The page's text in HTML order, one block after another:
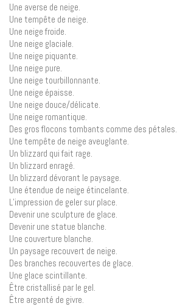
Une averse de neige.
Une tempête de neige.
Une neige froide.
Une neige glaciale.
Une neige piquante.
Une neige pure.
Une neige tourbillonnante.
Une neige épaisse.
Une neige douce/délicate.
Une neige romantique.
Des gros flocons tombants comme des pétales.
Une tempête de neige aveuglante.
Un blizzard qui fait rage.
Un blizzard enragé.
Un blizzard dévorant le paysage.
Une étendue de neige étincelante.
L’impression de geler sur place.
Devenir une sculpture de glace.
Devenir une statue blanche.
Une couverture blanche.
Un paysage recouvert de neige.
Des branches recouvertes de glace.
Une glace scintillante.
Être cristallisé par le gel.
Être argenté de givre.